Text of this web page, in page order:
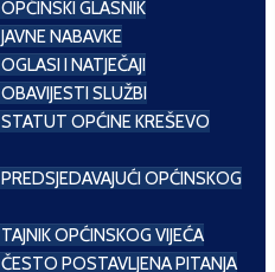
OPĆINSKI GLASNIK
JAVNE NABAVKE
OGLASI I NATJEČAJI
OBAVIJESTI SLUŽBI
STATUT OPĆINE KREŠEVO
PREDSJEDAVAJUĆI OPĆINSKOG
TAJNIK OPĆINSKOG VIJEĆA
ČESTO POSTAVLJENA PITANJA